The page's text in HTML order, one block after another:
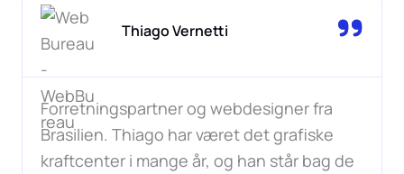
Thiago Vernetti
Forretningspartner og webdesigner fra
Brasilien. Thiago har været det grafiske
kraftcenter i mange år, og han står bag de